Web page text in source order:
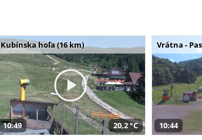
Kubínska hoľa (16 km)
10:49 20,2 °C
Vrátna -
10:44